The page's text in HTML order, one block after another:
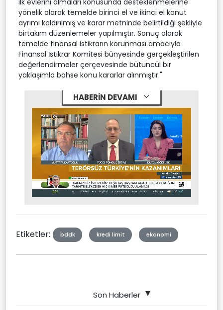
yönelik olarak temelde birinci el ve ikinci el konut
ayrımı kaldırılmış ve karar metninde belirtildiği şekliyle
birtakım düzenlemeler yapılmıştır. Sonuç olarak
temelde finansal istikrarın korunması amacıyla
Finansal İstikrar Komitesi bünyesinde gerçekleştirilen
değerlendirmeler çerçevesinde bütüncül bir
yaklaşımla bahse konu kararlar alınmıştır."
HABERİN DEVAMI
Unmute Stream
Etiketler: bddk kredi limit ekonomi
Son Haberler